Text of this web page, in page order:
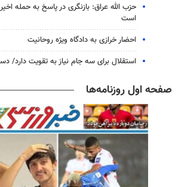
حزب الله عراق: بازنگری در پاسخ به حمله
است
احضار خرازی به دادگاه ویژه روحانیت
استقلال برای سه جام نیاز به تقویت دارد/
صفحه اول روزنامه‌ها